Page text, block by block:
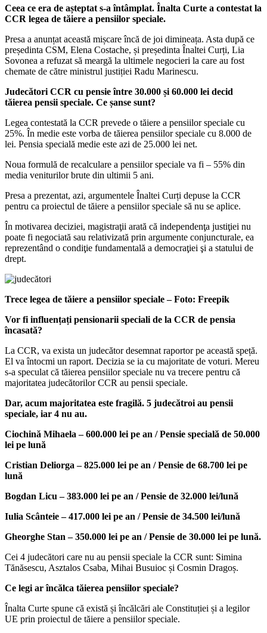
Ceea ce era de așteptat s-a întâmplat. Înalta Curte a contestat la
CCR legea de tăiere a pensiilor speciale.
Presa a anunțat această mișcare încă de joi dimineața. Asta după ce
președinta CSM, Elena Costache, și președinta Înaltei Curți, Lia
Sovonea a refuzat să meargă la ultimele negocieri la care au fost
chemate de către ministrul justiției Radu Marinescu.
Judecători CCR cu pensie între 30.000 și 60.000 lei decid
tăierea pensii speciale. Ce șanse sunt?
Legea contestată la CCR prevede o tăiere a pensiilor speciale cu
25%. În medie este vorba de tăierea pensiilor speciale cu 8.000 de
lei. Pensia specială medie este azi de 25.000 lei net.
Noua formulă de recalculare a pensiilor speciale va fi – 55% din
media veniturilor brute din ultimii 5 ani.
Presa a prezentat, azi, argumentele Înaltei Curți depuse la CCR
pentru ca proiectul de tăiere a pensiilor speciale să nu se aplice.
În motivarea deciziei, magistraţii arată că independenţa justiţiei nu
poate fi negociată sau relativizată prin argumente conjuncturale, ea
reprezentând o condiţie fundamentală a democraţiei şi a statului de
drept.
Trece legea de tăiere a pensiilor speciale – Foto: Freepik
Vor fi influențați pensionarii speciali de la CCR de pensia
încasată?
La CCR, va exista un judecător desemnat raportor pe această speță.
El va întocmi un raport. Decizia se ia cu majoritate de voturi. Mereu
s-a speculat că tăierea pensiilor speciale nu va trecere pentru că
majoritatea judecătorilor CCR au pensii speciale.
Dar, acum majoritatea este fragilă. 5 judecătroi au pensii
speciale, iar 4 nu au.
Ciochină Mihaela – 600.000 lei pe an / Pensie specială de 50.000
lei pe lună
Cristian Deliorga – 825.000 lei pe an / Pensie de 68.700 lei pe
lună
Bogdan Licu – 383.000 lei pe an / Pensie de 32.000 lei/lună
Iulia Scânteie – 417.000 lei pe an / Pensie de 34.500 lei/lună
Gheorghe Stan – 350.000 lei pe an / Pensie de 30.000 lei pe lună.
Cei 4 judecători care nu au pensii speciale la CCR sunt: Simina
Tănăsescu, Asztalos Csaba, Mihai Busuioc și Cosmin Dragoș.
Ce legi ar încălca tăierea pensiilor speciale?
Înalta Curte spune că există și încălcări ale Constituției și a legilor
UE prin proiectul de tăiere a pensiilor speciale.